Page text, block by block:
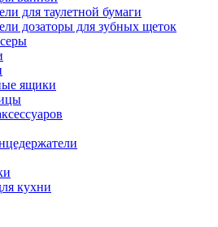
для таулетной бумаги
дозаторы для зубных щеток
ящики
кухни